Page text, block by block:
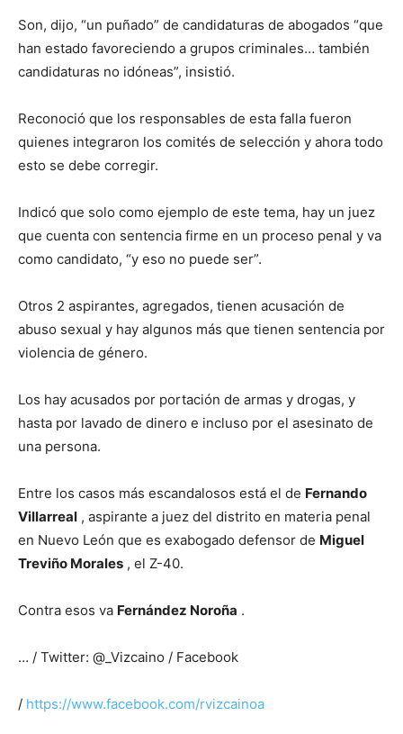
Son, dijo, “un puñado” de candidaturas de abogados “que
han estado favoreciendo a grupos criminales… también
candidaturas no idóneas”, insistió.
Reconoció que los responsables de esta falla fueron
quienes integraron los comités de selección y ahora todo
esto se debe corregir.
Indicó que solo como ejemplo de este tema, hay un juez
que cuenta con sentencia firme en un proceso penal y va
como candidato, “y eso no puede ser”.
Otros 2 aspirantes, agregados, tienen acusación de
abuso sexual y hay algunos más que tienen sentencia por
violencia de género.
Los hay acusados por portación de armas y drogas, y
hasta por lavado de dinero e incluso por el asesinato de
una persona.
Entre los casos más escandalosos está el de Fernando
Villarreal , aspirante a juez del distrito en materia penal
en Nuevo León que es exabogado defensor de Miguel
Treviño Morales , el Z-40.
Contra esos va Fernández Noroña .
… / Twitter: @_Vizcaino / Facebook
/ https://www.facebook.com/rvizcainoa